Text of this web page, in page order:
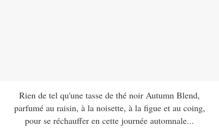
Rien de tel qu'une tasse de thé noir Autumn Blend,
parfumé au raisin, à la noisette, à la figue et au coing,
pour se réchauffer en cette journée automnale...